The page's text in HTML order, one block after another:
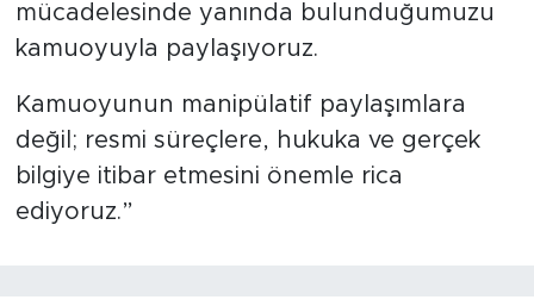
mücadelesinde yanında bulunduğumuzu
kamuoyuyla paylaşıyoruz.
Kamuoyunun manipülatif paylaşımlara
değil; resmi süreçlere, hukuka ve gerçek
bilgiye itibar etmesini önemle rica
ediyoruz.”